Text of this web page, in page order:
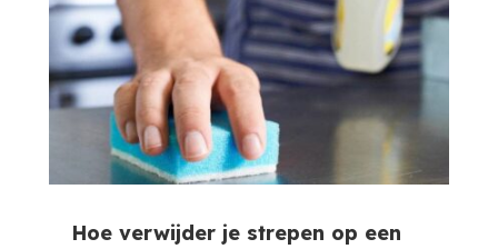
Hoe verwijder je strepen op een